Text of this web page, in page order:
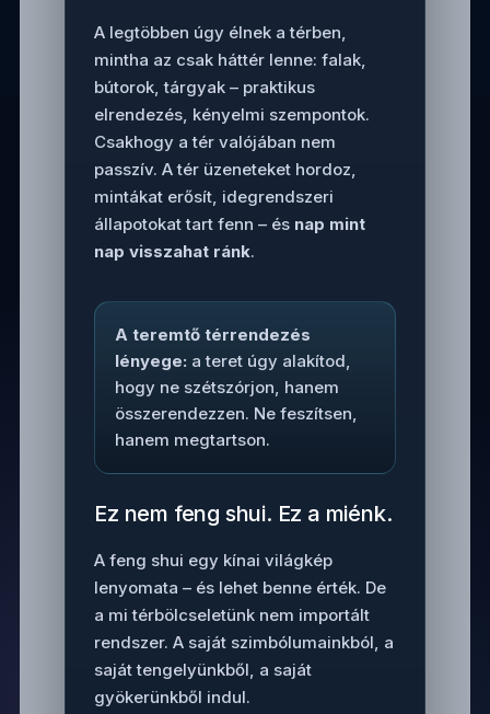
A legtöbben úgy élnek a térben,
mintha az csak háttér lenne: falak,
bútorok, tárgyak – praktikus
elrendezés, kényelmi szempontok.
Csakhogy a tér valójában nem
passzív. A tér üzeneteket hordoz,
mintákat erősít, idegrendszeri
állapotokat tart fenn – és nap mint
nap visszahat ránk.
A teremtő térrendezés
lényege: a teret úgy alakítod,
hogy ne szétszórjon, hanem
összerendezzen. Ne feszítsen,
hanem megtartson.
Ez nem feng shui. Ez a miénk.
A feng shui egy kínai világkép
lenyomata – és lehet benne érték. De
a mi térbölcseletünk nem importált
rendszer. A saját szimbólumainkból, a
saját tengelyünkből, a saját
gyökerünkből indul.